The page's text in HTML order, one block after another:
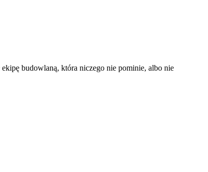
budowlaną, która niczego nie pominie, albo nie